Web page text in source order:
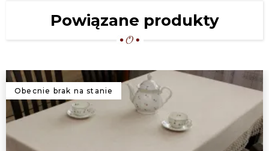
Powiązane produkty
Obecnie brak na stanie